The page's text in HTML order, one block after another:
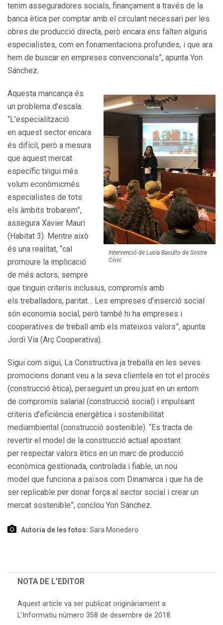
tenim asseguradores socials, finançament a través de la
banca ètica per comptar amb el circulant necessari per les
obres de producció directa, però encara ens falten alguns
especialistes, com en fonamentacions profundes, i que ara
hem de buscar en empreses convencionals”, apunta Yon
Sánchez.
Intervenció de Lucía Basulto de Sostre
Cívic
Aquesta mancança és
un problema d’escala.
“L’especialització
en aquest sector encara
és difícil, però a mesura
que aquest mercat
específic tingui més
volum econòmicmés
especialistes de tots
els àmbits trobarem”,
assegura Xavier Mauri
(Habitat 3). Mentre això
és una realitat, “cal
promoure la implicació
de més actors, sempre
que tinguin criteris inclusius, compromís amb
els treballadors, paritat… Les empreses d’inserció social
són economia social, però també hi ha empreses i
cooperatives de treball amb els mateixos valors”, apunta
Jordi Via (Arç Cooperativa).
Sigui com sigui, La Constructiva ja treballa en les seves
promocions donant veu a la seva clientela en tot el procés
(construcció ètica), perseguint un preu just en un entorn
de compromís salarial (construcció social) i impulsant
criteris d’eficiència energètica i sostenibilitat
mediambiental (construcció sostenible). “Es tracta de
revertir el model de la construcció actual apostant
per respectar valors ètics en un marc de producció
econòmica gestionada, controlada i fiable, un nou
model que funciona a països com Dinamarca i que ha de
ser replicable per donar força al sector social i crear un
mercat sostenible”, conclou Yon Sánchez.
Autoria de les fotos: Sara Monedero
NOTA DE L’EDITOR
Aquest article va ser publicat originàriament a
L’Informatiu número 358 de desembre de 2018.